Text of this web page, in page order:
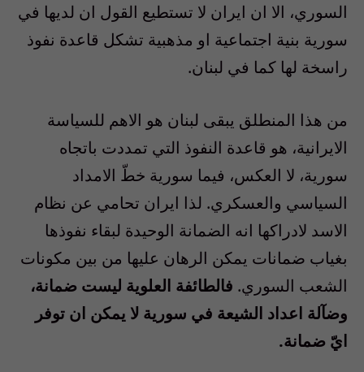
السوري، الا ان ايران لا تستطيع القول ان لديها في
سورية بنية اجتماعية او مذهبية تشكل قاعدة نفوذ
راسخة لها كما في لبنان.
من هذا المنطلق يبقى لبنان هو الاهم للسياسة
الايرانية، هو قاعدة النفوذ التي تمددت باتجاه
سورية، لا العكس، فيما سورية خطّ الامداد
السياسي والعسكري. لذا ايران تحامي عن نظام
الاسد لادراكها انه الضمانة الوحيدة لبقاء نفوذها
بغياب ضمانات يمكن الرهان عليها من بين مكونات
الشعب السوري. فالطائفة العلوية ليست ضمانة،
وضآلة اعداد الشيعة في سورية لا يمكن ان توفر
ايّ ضمانة.